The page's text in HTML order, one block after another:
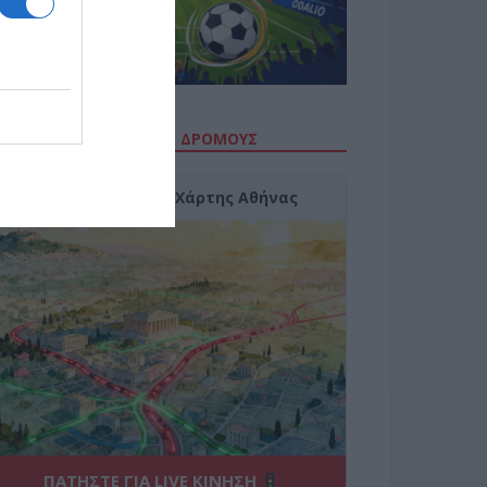
ΤΗΝ ΚΙΝΗΣΗ ΣΤΟΥΣ ΔΡΌΜΟΥΣ
Κίνηση Τώρα: Live Χάρτης Αθήνας
ΠΑΤΗΣΤΕ ΓΙΑ LIVE ΚΙΝΗΣΗ